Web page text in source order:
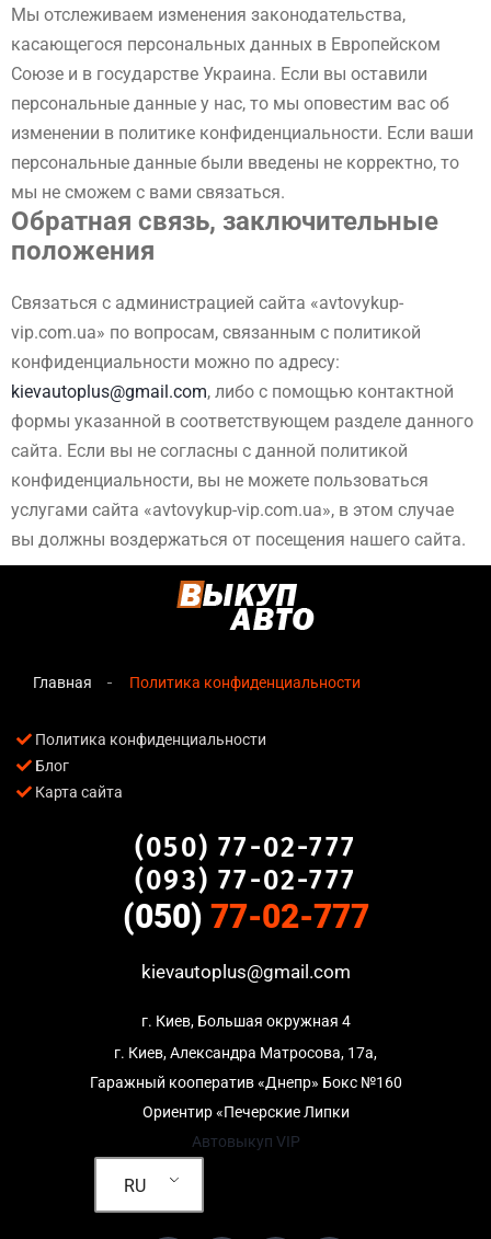
Мы отслеживаем изменения законодательства,
касающегося персональных данных в Европейском
Союзе и в государстве Украина. Если вы оставили
персональные данные у нас, то мы оповестим вас об
изменении в политике конфиденциальности. Если ваши
персональные данные были введены не корректно, то
мы не сможем с вами связаться.
Обратная связь, заключительные
положения
Связаться с администрацией сайта «avtovykup-
vip.com.ua» по вопросам, связанным с политикой
конфиденциальности можно по адресу:
kievautoplus@gmail.com, либо с помощью контактной
формы указанной в соответствующем разделе данного
сайта. Если вы не согласны с данной политикой
конфиденциальности, вы не можете пользоваться
услугами сайта «avtovykup-vip.com.ua», в этом случае
вы должны воздержаться от посещения нашего сайта.
Главная Политика конфиденциальности
Политика конфиденциальности
Блог
Карта сайта
(050) 77-02-777
(093) 77-02-777
(050) 77-02-777
kievautoplus@gmail.com
г. Киев, Большая окружная 4
г. Киев, Александра Матросова, 17а,
Гаражный кооператив «Днепр» Бокс №160
Ориентир «Печерские Липки
Автовыкуп VIP
RU